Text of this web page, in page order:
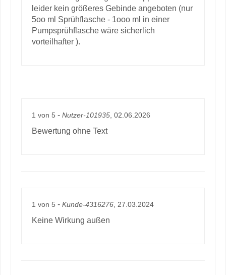
leider kein größeres Gebinde angeboten (nur
5oo ml Sprühflasche - 1ooo ml in einer
Pumpsprühflasche wäre sicherlich
vorteilhafter ).
1 von 5 - Nutzer-101935 , 02.06.2026
Bewertung ohne Text
1 von 5 - Kunde-4316276 , 27.03.2024
Keine Wirkung außen